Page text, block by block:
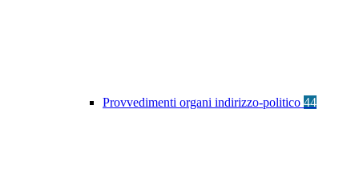
Provvedimenti organi indirizzo-politico 44